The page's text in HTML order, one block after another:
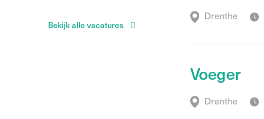
Bekijk alle vacatures
Drenthe
Voeger
Drenthe